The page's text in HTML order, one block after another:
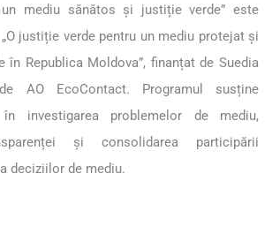
mediu sănătos și justiție verde” este
justiție verde pentru un mediu protejat și
în Republica Moldova”, finanțat de Suedia
AO EcoContact. Programul susține
investigarea problemelor de mediu,
și consolidarea participării
deciziilor de mediu.